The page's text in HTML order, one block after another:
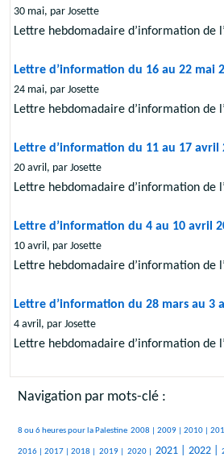
30 mai, par Josette
Lettre hebdomadaire d’information de
Lettre d’information du 16 au 22 mai
24 mai, par Josette
Lettre hebdomadaire d’information de
Lettre d’information du 11 au 17 avril
20 avril, par Josette
Lettre hebdomadaire d’information de
Lettre d’information du 4 au 10 avril
10 avril, par Josette
Lettre hebdomadaire d’information de
Lettre d’information du 28 mars au 3
4 avril, par Josette
Lettre hebdomadaire d’information de
Navigation par mots-clé :
401/2431
8 ou 6 heures pour la Palestine
212/2431 2008 |
156/2431 2009 |
287/2431 2010 |
301/2431
371/2431
98/2431
414/2431
105/2431
391/2431
2016 |
515/2431
2017 |
143/2431 2018 |
103/2431 2019 |
75/2431 2020 |
849/2431 2021 |
920/2431 2022 |
374/2431
850/2431
493/2431